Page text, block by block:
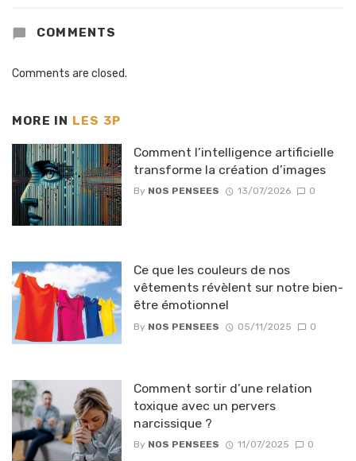
COMMENTS
Comments are closed.
MORE IN LES 3P
Comment l’intelligence artificielle
transforme la création d’images
By NOS PENSEES 13/07/2026 0
Ce que les couleurs de nos
vêtements révèlent sur notre bien-
être émotionnel
By NOS PENSEES 05/11/2025 0
Comment sortir d’une relation
toxique avec un pervers
narcissique ?
By NOS PENSEES 11/07/2025 0